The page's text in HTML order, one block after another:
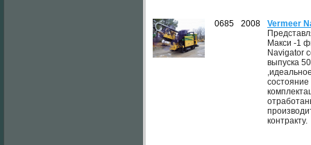
0685 2008
Vermeer
Макси -1
Navigator
выпуска
состояние
контракту.